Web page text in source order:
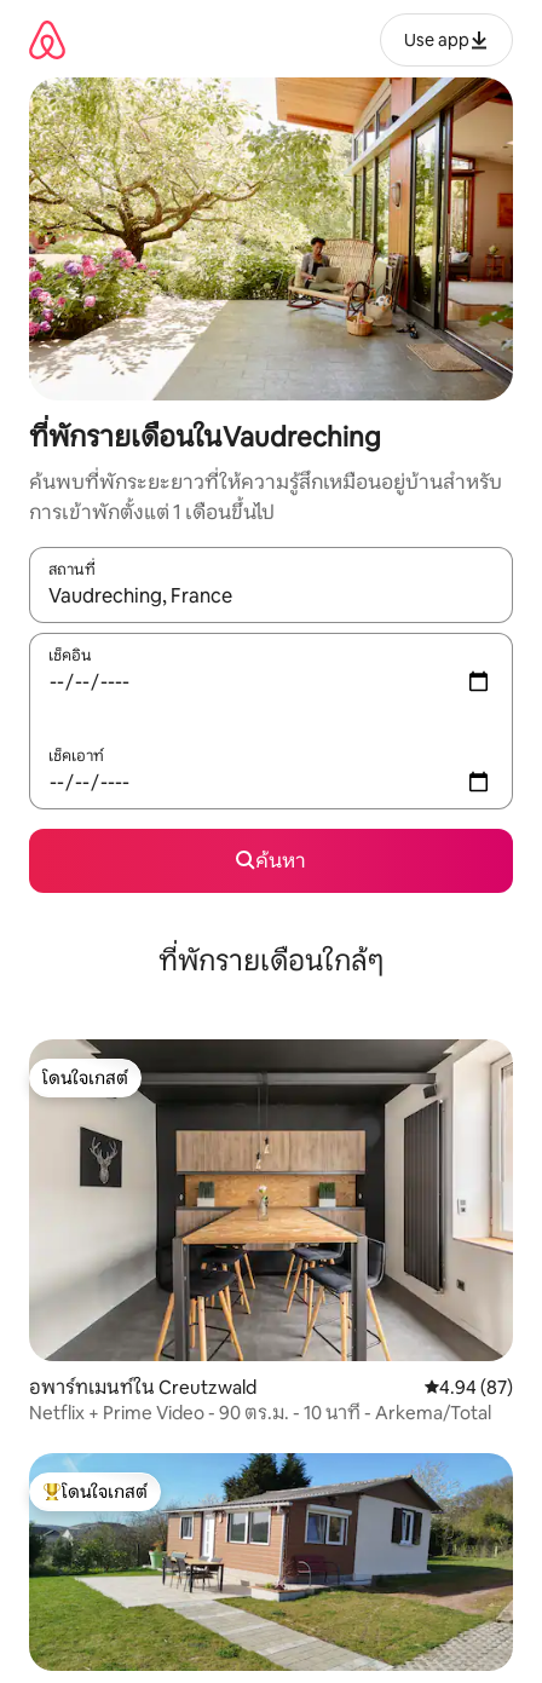
เนื้อหา
Use app
ที่พักรายเดือนในVaudreching
ค้นพบที่พักระยะยาวที่ให้ความรู้สึกเหมือนอยู่บ้านสำหรับ
การเข้าพักตั้งแต่ 1 เดือนขึ้นไป
สถานที่
ใช้ลูกศรขึ้นลง หรือใช้การสัมผัสหรือปัด เพื่อสำรวจผลการค้นหา
เช็คอิน
เช็คเอาท์
ค้นหา
ที่พักรายเดือนใกล้ๆ
โดนใจเกสต์
โดนใจเกสต์
อพาร์ทเมนท์ใน Creutzwald คะแนนเฉลี่ย
4.94 (87)
Netflix + Prime Video - 90 ตร.ม. - 10 นาที - Arkema/Total
โดนใจเกสต์ที่สุด
โดนใจเกสต์